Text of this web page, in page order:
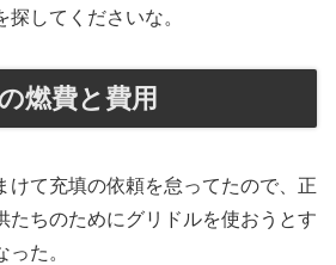
してくださいな。
燃費と費用
けて充填の依頼を怠ってたので、正
たちのためにグリドルを使おうとす
た。